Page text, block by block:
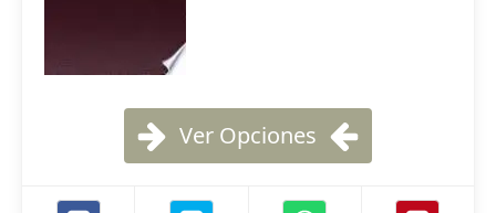
Ver Opciones